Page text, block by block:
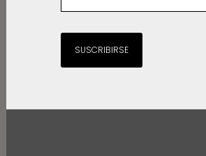
SUSCRIBIRSE